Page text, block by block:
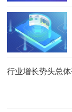
行业增长势头总